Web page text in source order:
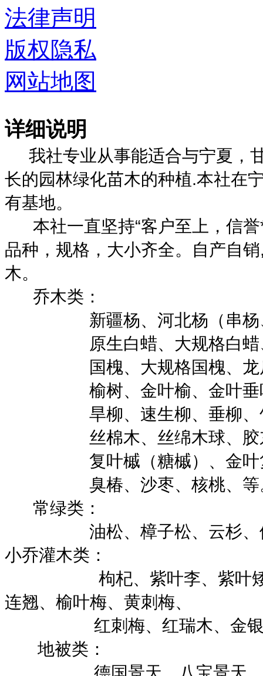
详细说明
我社专业从事能适合与宁夏，
长的园林绿化苗木的种植.本社在
有基地。
本社一直坚持“客户至上，信誉
品种，规格，大小齐全。自产自
木。
乔木类：
新疆杨、河北杨（串杨、
原生白蜡、大规格白蜡、
国槐、大规格国槐、龙爪
榆树、金叶榆、金叶垂叶
旱柳、速生柳、垂柳、竹
丝棉木、丝绵木球、胶
复叶槭（糖槭）、金叶复
臭椿、沙枣、核桃、等
常绿类：
油松、樟子松、云杉、侧
小乔灌木类：
枸杞、紫叶李、紫叶矮樱
连翘、榆叶梅、黄刺梅、
红刺梅、红瑞木、金
地被类：
法律声明
版权隐私
网站地图